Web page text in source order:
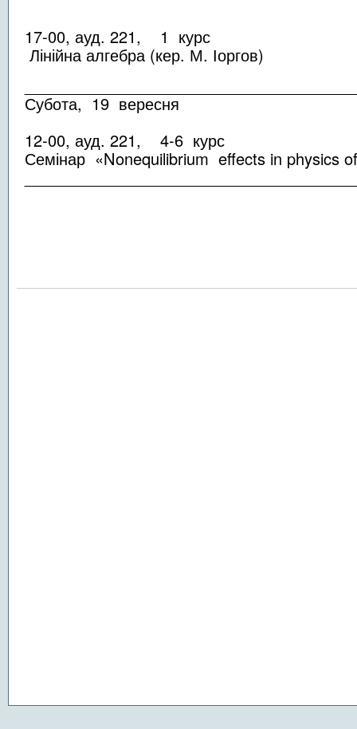
17-00, ауд. 221, 1 курс
Лінійна алгебра (кер. М. Іоргов)
Субота, 19 вересня
12-00, ауд. 221, 4-6 курс
Семінар «Nonequilibrium effects in physics